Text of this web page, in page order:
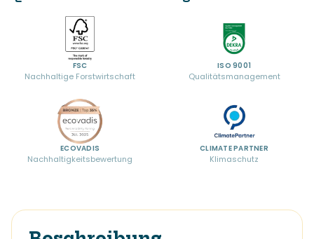
FSC
Nachhaltige Forstwirtschaft
ISO 9001
Qualitätsmanagement
ECOVADIS
Nachhaltigkeitsbewertung
CLIMATE PARTNER
Klimaschutz